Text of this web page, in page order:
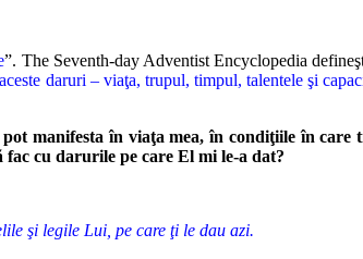
”. The Seventh-day Adventist Encyclopedia
daruri – viaţa, trupul, timpul, talentele şi
manifesta în viaţa mea, în condiţiile în care
fac cu darurile pe care El mi le-a dat?
şi legile Lui, pe care ţi le dau azi.